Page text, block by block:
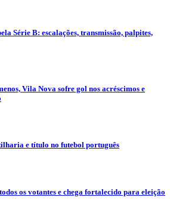
Série B: escalações, transmissão, palpites,
Vila Nova sofre gol nos acréscimos e
e título no futebol português
os votantes e chega fortalecido para eleição